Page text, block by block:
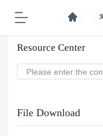
Resource Center
File Download